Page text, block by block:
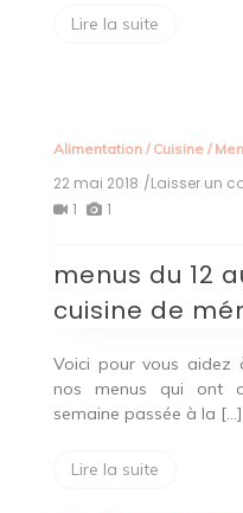
Lire la suite
Alimentation/ Cuisine/
22 mai 2018 /Laisser un
1 1
menus du 12
cuisine de
Voici pour vous aidez
nos menus qui ont
semaine passée à la […]
Lire la suite